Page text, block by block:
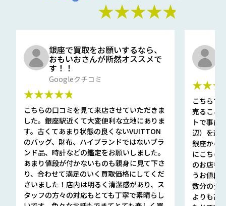
★★★★★
銀座で買取をお願いするなら、
おもいおさんが断然オススメで
す！！
Googleクチコミ
★★★★★
こちらの口コミを見て来店させていただきま
した。銀座駅近くて大変便利な立地にありま
す。古くてあまり状態の良くないVUITTON
のバッグ、財布、ハイブランドではないブラ
ンド品、時計などの鑑定をお願いしました。
あまり値段が付かないものも親身に見て下さ
り、合わせて満足のいく買取価格にしてくだ
さいました！店内は明るく清潔感があり、ス
タッフの方々の対応もとても丁寧で素晴らし
こちらで
売ること
トで事前
辺）を選
銀座から
にこちら
のお店も
うお値段
数分の査
よりも高